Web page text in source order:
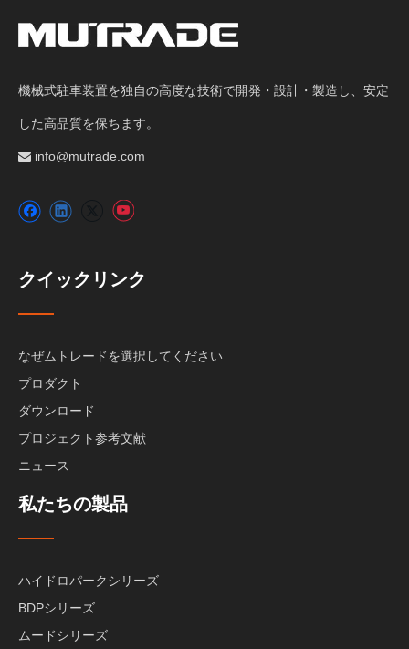
機械式駐車装置を独自の高度な技術で開発・設計・製造し、安定
した高品質を保ちます。
 info@mutrade.com
クイックリンク
なぜムトレードを選択してください
プロダクト
ダウンロード
プロジェクト参考文献
ニュース
私たちの製品
ハイドロパークシリーズ
BDPシリーズ
ムードシリーズ